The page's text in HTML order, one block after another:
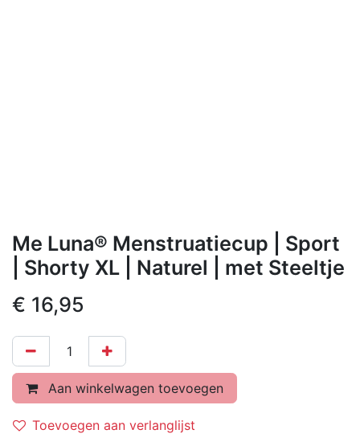
Me Luna® Menstruatiecup | Sport
| Shorty XL | Naturel | met Steeltje
€ 16,95
Aan winkelwagen toevoegen
Toevoegen aan verlanglijst